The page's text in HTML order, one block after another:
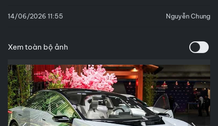
14/06/2026 11:55 Nguyễn Chung
Xem toàn bộ ảnh